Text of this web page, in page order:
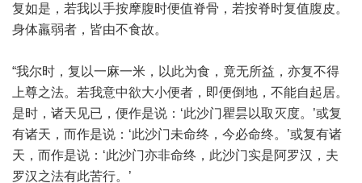
复如是，若我以手按摩腹时便值脊骨，若按脊时复值腹皮。
身体羸弱者，皆由不食故。
“我尔时，复以一麻一米，以此为食，竟无所益，亦复不得
上尊之法。若我意中欲大小便者，即便倒地，不能自起居。
是时，诸天见已，便作是说：‘此沙门瞿昙以取灭度。’或复
有诸天，而作是说：‘此沙门未命终，今必命终。’或复有诸
天，而作是说：‘此沙门亦非命终，此沙门实是阿罗汉，夫
罗汉之法有此苦行。’